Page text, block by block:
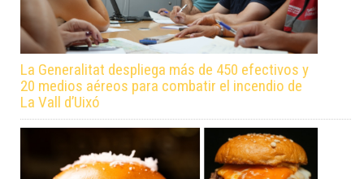
La Generalitat despliega más de 450 efectivos y
20 medios aéreos para combatir el incendio de
La Vall d’Uixó